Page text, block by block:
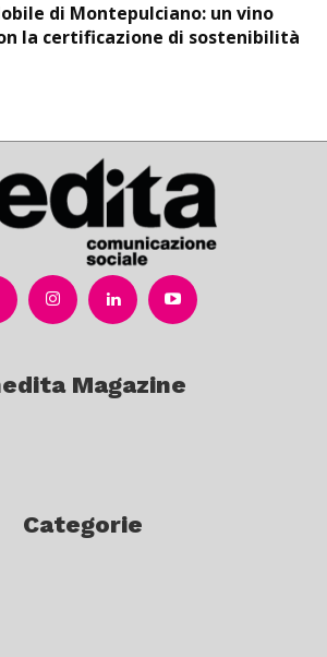
di Montepulciano: un vino
la certificazione di sostenibilità
Magazine
Categorie